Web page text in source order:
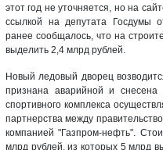
этот год не уточняется, но на
ссылкой на депутата Госдумы
ранее сообщалось, что на
выделить 2,4 млрд рублей.
Новый ледовый дворец
признана аварийной и снесена
спортивного комплекса
партнерства между
компанией "Газпром-нефть".
млрд рублей, из которых 5 млрд